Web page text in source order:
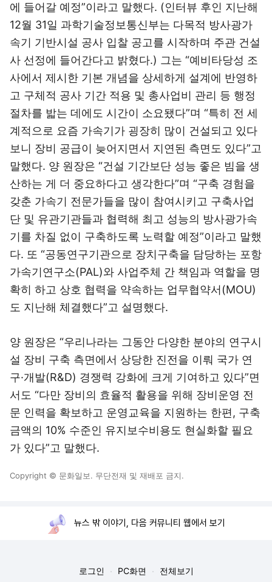
에 들어갈 예정”이라고 말했다. (인터뷰 후인 지난해
12월 31일 과학기술정보통신부는 다목적 방사광가
속기 기반시설 공사 입찰 공고를 시작하며 주관 건설
사 선정에 들어간다고 밝혔다.) 그는 “예비타당성 조
사에서 제시한 기본 개념을 상세하게 설계에 반영하
고 구체적 공사 기간 적용 및 총사업비 관리 등 행정
절차를 밟는 데에도 시간이 소요됐다”며 “특히 전 세
계적으로 요즘 가속기가 굉장히 많이 건설되고 있다
보니 장비 공급이 늦어지면서 지연된 측면도 있다”고
말했다. 양 원장은 “건설 기간보단 성능 좋은 빔을 생
산하는 게 더 중요하다고 생각한다”며 “구축 경험을
갖춘 가속기 전문가들을 많이 참여시키고 구축사업
단 및 유관기관들과 협력해 최고 성능의 방사광가속
기를 차질 없이 구축하도록 노력할 예정”이라고 말했
다. 또 “공동연구기관으로 장치구축을 담당하는 포항
가속기연구소(PAL)와 사업주체 간 책임과 역할을 명
확히 하고 상호 협력을 약속하는 업무협약서(MOU)
도 지난해 체결했다”고 설명했다.
양 원장은 “우리나라는 그동안 다양한 분야의 연구시
설 장비 구축 측면에서 상당한 진전을 이뤄 국가 연
구·개발(R&D) 경쟁력 강화에 크게 기여하고 있다”면
서도 “다만 장비의 효율적 활용을 위해 장비운영 전
문 인력을 확보하고 운영교육을 지원하는 한편, 구축
금액의 10% 수준인 유지보수비용도 현실화할 필요
가 있다”고 말했다.
Copyright © 문화일보. 무단전재 및 재배포 금지.
뉴스 밖 이야기, 다음 커뮤니티 웹에서 보기
로그인 PC화면 전체보기